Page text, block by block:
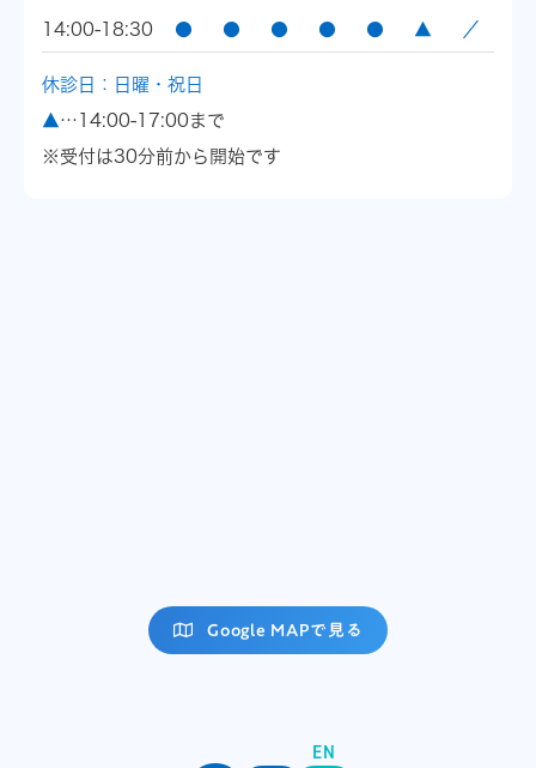
14:00-18:30 ● ● ● ● ● ▲ ／
休診日：日曜・祝日
▲…14:00-17:00まで
※受付は30分前から開始です
Google MAPで見る
EN